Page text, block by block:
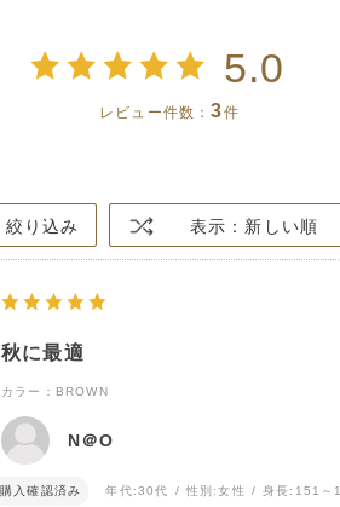
5.0
レビュー件数：3件
絞り込み 表示：新しい順
秋に最適
カラー：BROWN
N＠O
購入確認済み 年代:30代 性別:女性 身長: 151～